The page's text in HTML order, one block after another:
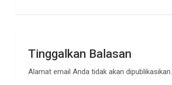
Tinggalkan Balasan
Alamat email Anda tidak akan dipublikasikan.